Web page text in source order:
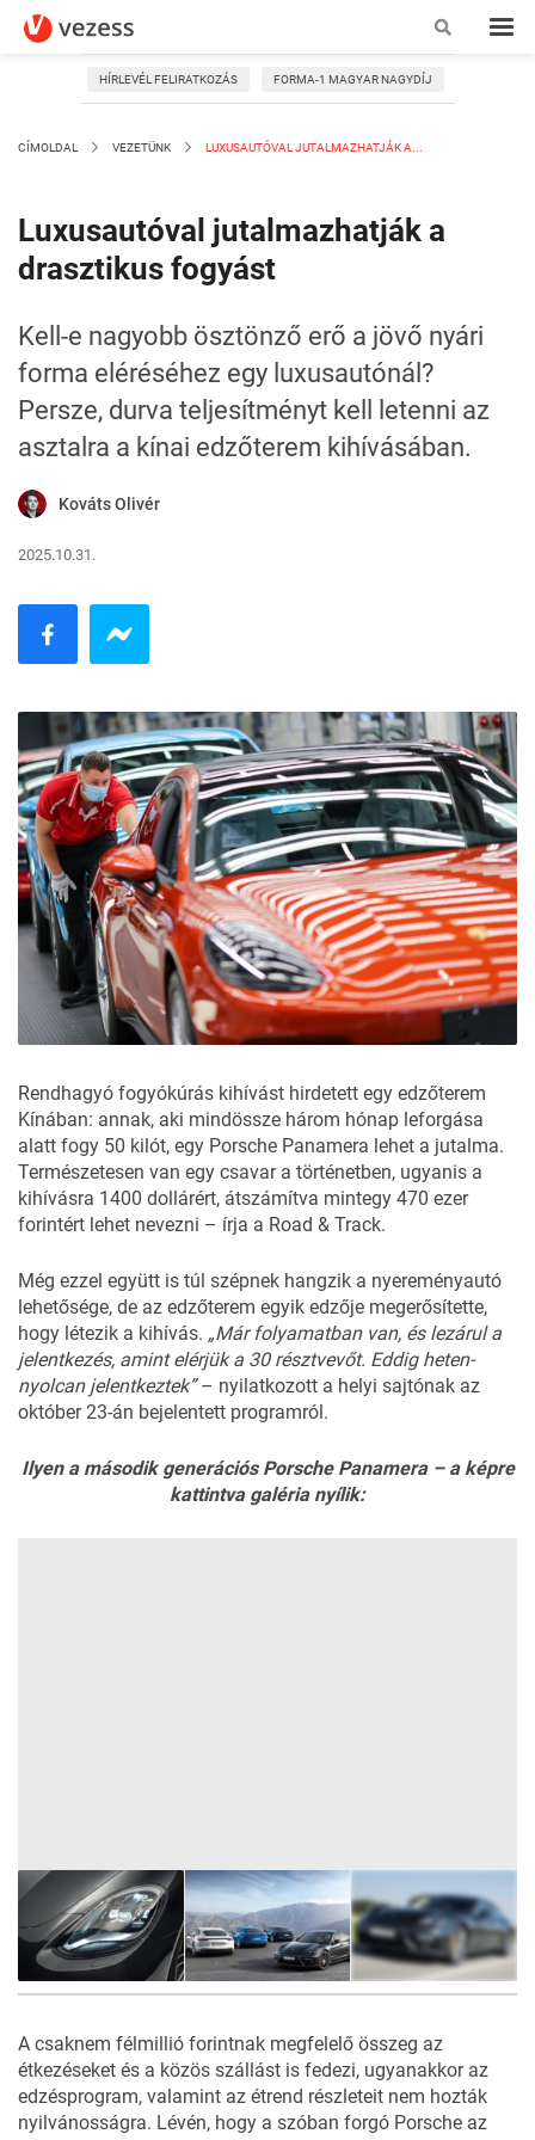
HÍRLEVÉL FELIRATKOZÁS FORMA-1 MAGYAR NAGYDÍJ
CÍMOLDAL VEZETÜNK LUXUSAUTÓVAL JUTALMAZHATJÁK A...
Luxusautóval jutalmazhatják a
drasztikus fogyást
Kell-e nagyobb ösztönző erő a jövő nyári
forma eléréséhez egy luxusautónál?
Persze, durva teljesítményt kell letenni az
asztalra a kínai edzőterem kihívásában.
Kováts Olivér
2025.10.31.
Rendhagyó fogyókúrás kihívást hirdetett egy edzőterem
Kínában: annak, aki mindössze három hónap leforgása
alatt fogy 50 kilót, egy Porsche Panamera lehet a jutalma.
Természetesen van egy csavar a történetben, ugyanis a
kihívásra 1400 dollárért, átszámítva mintegy 470 ezer
forintért lehet nevezni – írja a Road & Track.
Még ezzel együtt is túl szépnek hangzik a nyereményautó
lehetősége, de az edzőterem egyik edzője megerősítette,
hogy létezik a kihívás. „Már folyamatban van, és lezárul a
jelentkezés, amint elérjük a 30 résztvevőt. Eddig heten-
nyolcan jelentkeztek”– nyilatkozott a helyi sajtónak az
október 23-án bejelentett programról.
Ilyen a második generációs Porsche Panamera – a képre
kattintva galéria nyílik:
A csaknem félmillió forintnak megfelelő összeg az
étkezéseket és a közös szállást is fedezi, ugyanakkor az
edzésprogram, valamint az étrend részleteit nem hozták
nyilvánosságra. Lévén, hogy a szóban forgó Porsche az